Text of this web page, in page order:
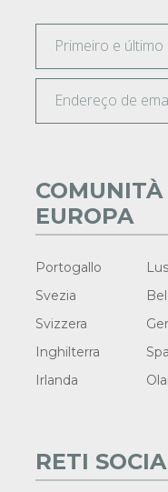
EUROPA
Portogallo
Svezia
Svizzera
Inghilterra
Irlanda
RETI